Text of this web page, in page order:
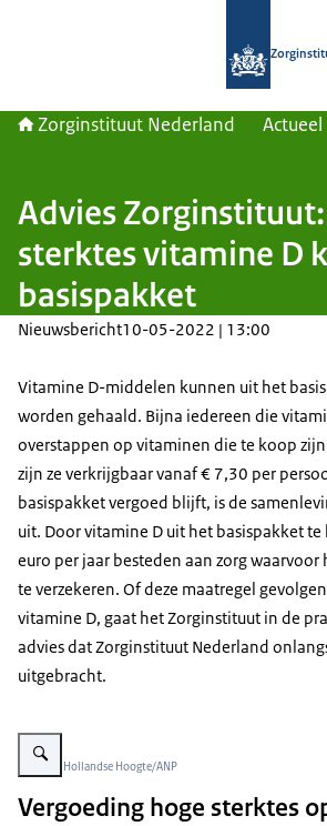
Zorginstituut Nederland Actueel
Advies
sterktes vitamine D
basispakket
Nieuwsbericht10-05-2022 | 13:00
Vitamine D-middelen kunnen uit het
worden gehaald. Bijna iedereen die
overstappen op vitaminen die te koop
zijn ze verkrijgbaar vanaf € 7,30 per
basispakket vergoed blijft, is de
uit. Door vitamine D uit het basispakket
euro per jaar besteden aan zorg
te verzekeren. Of deze maatregel
vitamine D, gaat het Zorginstituut in de
advies dat Zorginstituut Nederland
uitgebracht.
Vergroot afbeelding De afbeelding toont een
Beeld: © Hollandse Hoogte/ANP
Vergoeding hoge sterktes